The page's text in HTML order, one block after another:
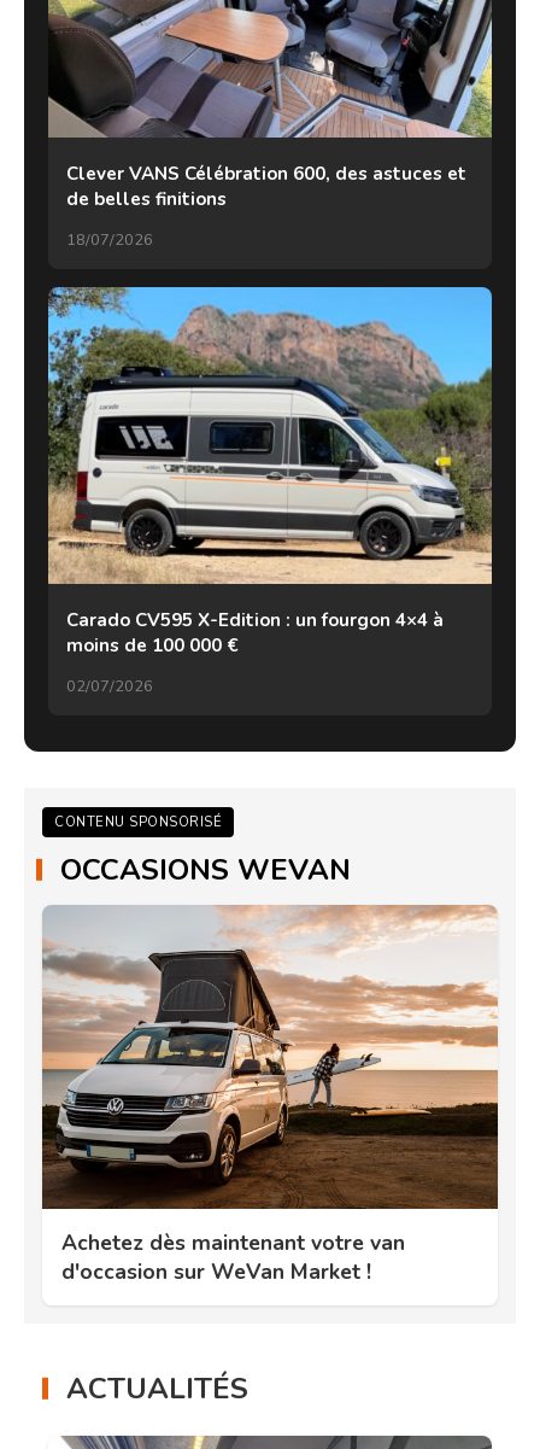
Clever VANS Célébration 600, des astuces et
de belles finitions
18/07/2026
Carado CV595 X-Edition : un fourgon 4×4 à
moins de 100 000 €
02/07/2026
CONTENU SPONSORISÉ
OCCASIONS WEVAN
Achetez dès maintenant votre van
d'occasion sur WeVan Market !
ACTUALITÉS